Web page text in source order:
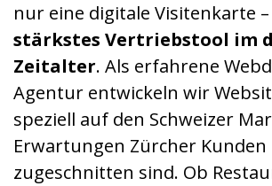
nur eine digitale Visitenkarte
stärkstes Vertriebstool im
Zeitalter. Als erfahrene
Agentur entwickeln wir
speziell auf den Schweizer
Erwartungen Zürcher Kunden
zugeschnitten sind. Ob